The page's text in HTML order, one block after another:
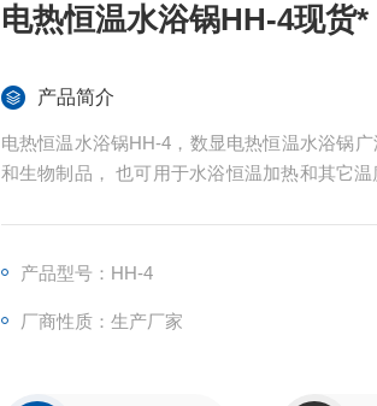
电热恒温水浴锅HH-4现货*
产品简介
电热恒温水浴锅HH-4，数显电热恒温水浴锅
和生物制品， 也可用于水浴恒温加热和其它
产品型号：HH-4
厂商性质：生产厂家